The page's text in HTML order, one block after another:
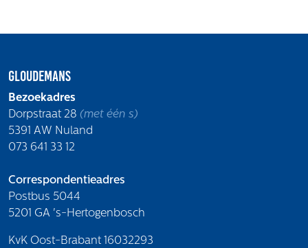
Gloudemans
Bezoekadres
Dorpstraat 28 (met één s)
5391 AW Nuland
073 641 33 12
Correspondentieadres
Postbus 5044
5201 GA 's-Hertogenbosch
KvK Oost-Brabant 16032293